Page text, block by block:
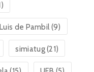
de Pambil(9)
simiatug(21)